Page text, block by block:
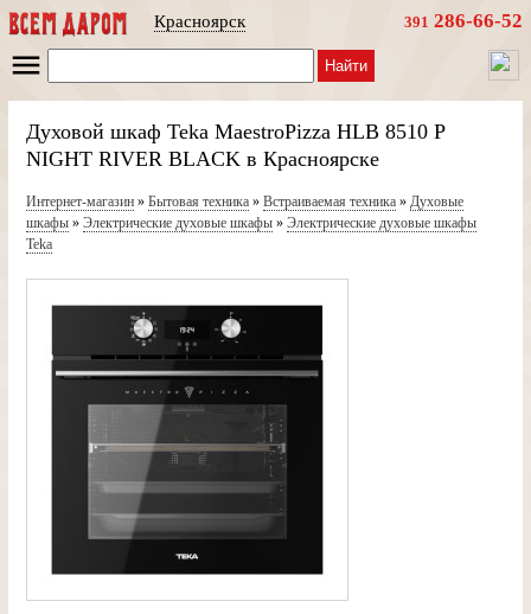
Красноярск 391 286-66-52
Найти
Духовой шкаф Teka MaestroPizza HLB 8510 P
NIGHT RIVER BLACK в Красноярске
Интернет-магазин» Бытовая техника» Встраиваемая техника» Духовые
шкафы» Электрические духовые шкафы» Электрические духовые шкафы
Teka